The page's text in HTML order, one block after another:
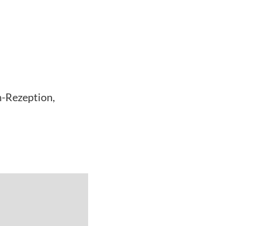
Rezeption,